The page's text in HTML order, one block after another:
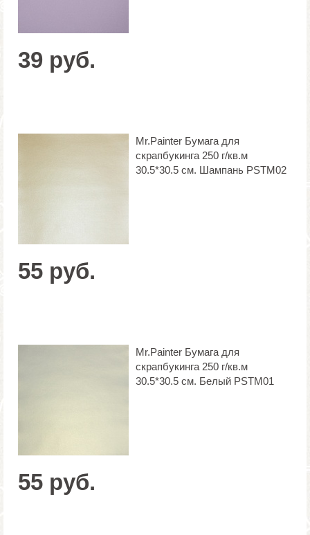
39 руб.
Mr.Painter Бумага для
скрапбукинга 250 г/кв.м
30.5*30.5 см. Шампань PSTM02
55 руб.
Mr.Painter Бумага для
скрапбукинга 250 г/кв.м
30.5*30.5 см. Белый PSTM01
55 руб.